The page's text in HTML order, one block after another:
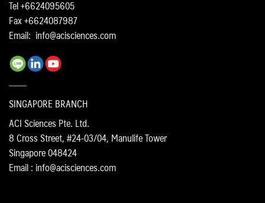
Tel +6624095605
Fax +6624087987
Email: info@acisciences.com
SINGAPORE BRANCH
ACI Sciences Pte. Ltd.
8 Cross Street, #24-03/04, Manulife Tower
Singapore 048424
Email : info@acisciences.com